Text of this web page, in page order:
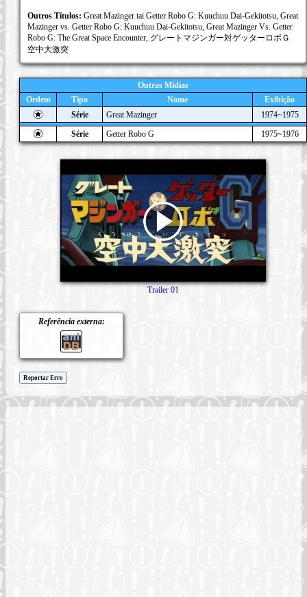
Outros Títulos: Great Mazinger tai Getter Robo G: Kuuchuu Dai-Gekitotsu, Great
Mazinger vs. Getter Robo G: Kuuchuu Dai-Gekitotsu, Great Mazinger Vs. Getter
Robo G: The Great Space Encounter, グレートマジンガー対ゲッターロボＧ
空中大激突
Outras Mídias
Ordem
Tipo Nome
Exibição
Série
Great Mazinger
1974~1975
Série
Getter Robo G 1975~1976
Referência externa:
Trailer 01
Reportar Erro